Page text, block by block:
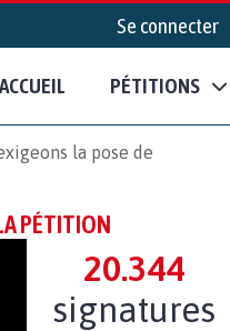
Se connecter
ACCUEIL PÉTITIONS
la pose de
PÉTITION
20.344
signatures